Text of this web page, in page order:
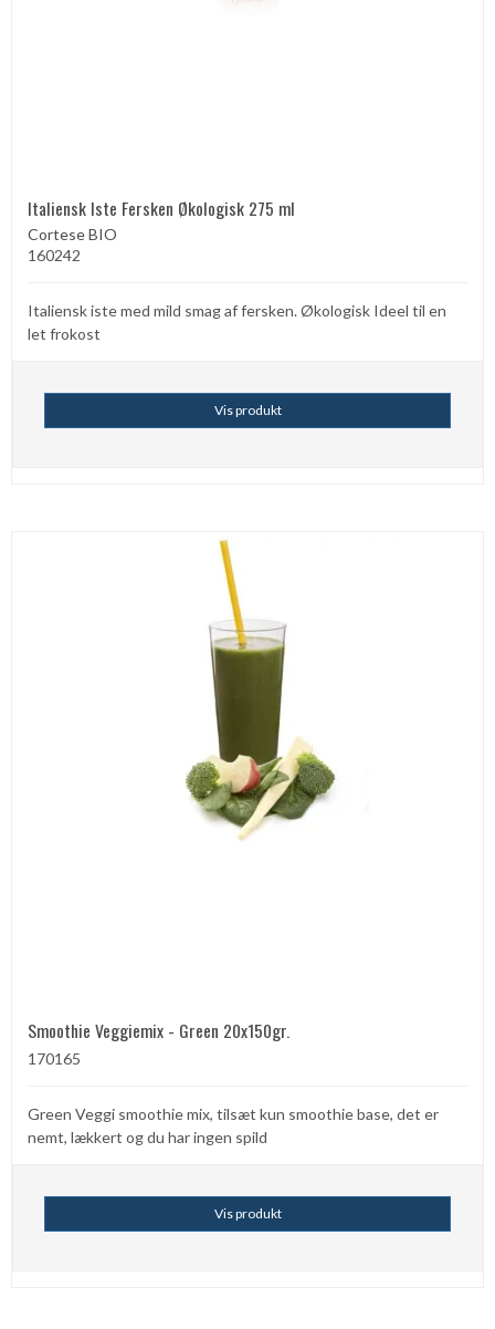
Italiensk Iste Fersken Økologisk 275 ml
Cortese BIO
160242
Italiensk iste med mild smag af fersken. Økologisk Ideel til en
let frokost
Vis produkt
Smoothie Veggiemix - Green 20x150gr.
170165
Green Veggi smoothie mix, tilsæt kun smoothie base, det er
nemt, lækkert og du har ingen spild
Vis produkt